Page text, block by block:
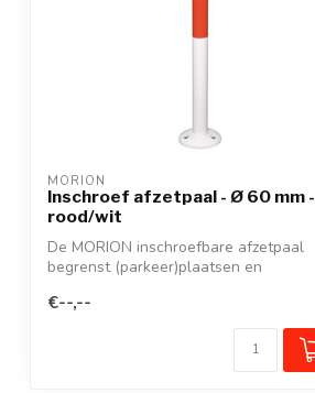
MORION
Inschroef afzetpaal - Ø 60 mm -
rood/wit
De MORION inschroefbare afzetpaal
begrenst (parkeer)plaatsen en
€--,--